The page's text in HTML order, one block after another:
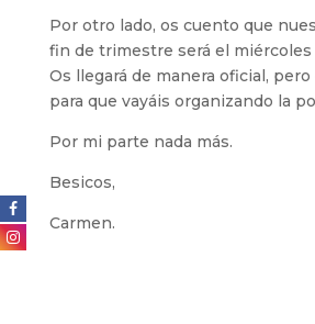
Por otro lado, os cuento que
fin de trimestre será el miércoles
Os llegará de manera oficial,
para que vayáis organizando la
Por mi parte nada más.
Besicos,
Carmen.